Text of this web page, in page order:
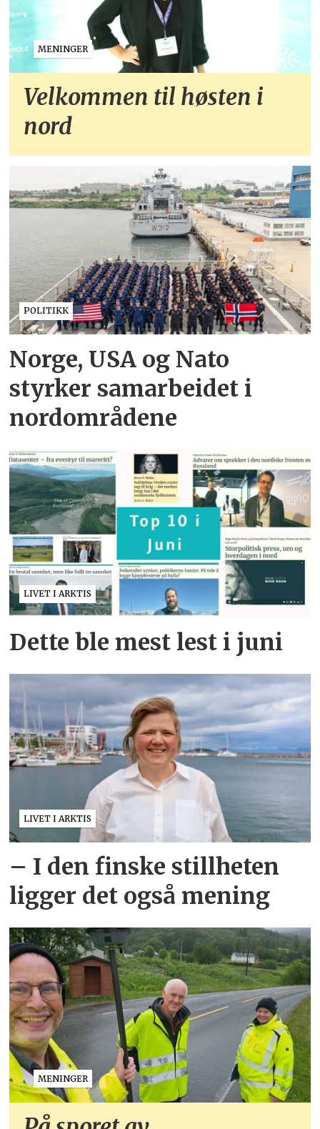
MENINGER
Velkommen til høsten i
nord
POLITIKK
Norge, USA og Nato
styrker samarbeidet i
nordområdene
LIVET I ARKTIS
Dette ble mest lest i juni
LIVET I ARKTIS
– I den finske stillheten
ligger det også mening
MENINGER